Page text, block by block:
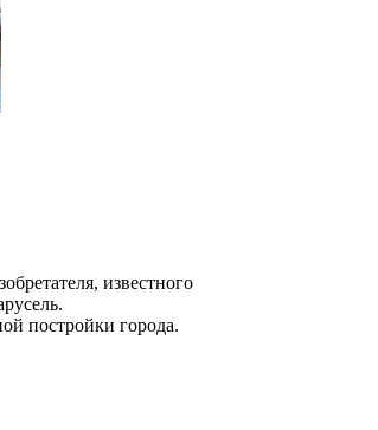
известного
постройки города.